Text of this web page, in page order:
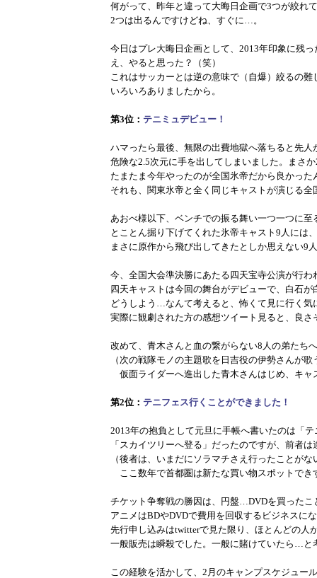
何がって、昨年と違って大晦日企画で3つが絞れ
2つは出るんですけどね、すぐに…。
今日はプレ大晦日企画として、2013年印象に残っ
え、やると思った？（笑）
これはサッカーとは逆の意味で（自爆）絞るの難
いろいろありましたから。
第3位： テニミュデビュー！
ハマったら最後、無限の出費地獄へ落ちると先人
危険な2.5次元に手を出してしまいました。まさ
たまたま今年やったのが全国氷帝だから良かった
それも、関東氷帝と全く同じキャストが演じる全
あおべ様以下、ベンチでの振る舞い一つ一つに
とことん掘り下げてくれた氷帝キャスト9人には
まさに原作から飛び出してきたとしか思えない9
今、全国大会準決勝にあたる四天宝寺公演が行わ
四天キャストは今回の舞台がデビューで、白石が
どうしよう…なんて考えると、怖くて見に行く気
実際に観劇された方の感想ツイート見ると、良さ
改めて、青木さんと血の繋がらない8人の弟たち
（次の戦隊モノの主題歌を日吉役の伊勢さんが歌
仮面ライダーへ進出した青木さんはじめ、キャ
第2位： テニフェス行くことができました！
2013年の抱負として元旦に手帳へ書いたのは「
「スカイツリーへ登る」だったのですが、前者
（後者は、いまだにソラマチさえ行ったことが
ここ数年で首都圏は新たな買い物スポットでき
チケット争奪戦の勝因は、円盤…DVDを買ったこ
アニメはBDやDVDで費用を回収するビジネスに
先行申し込みはtwitterで見た限り、ほとんどの人
一般販売は瞬殺でした。一般に賭けていたら…と
この経験を活かして、2月のキャンプスケジュー